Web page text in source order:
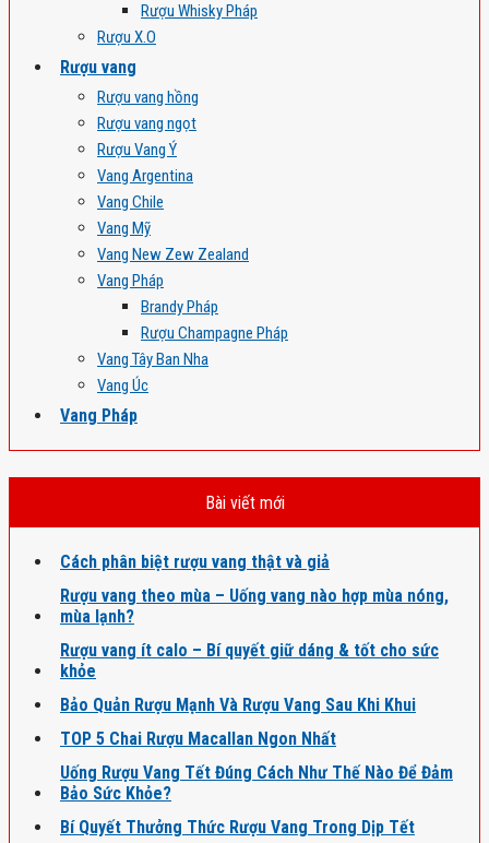
Rượu Whisky Pháp
Rượu X.O
Rượu vang
Rượu vang hồng
Rượu vang ngọt
Rượu Vang Ý
Vang Argentina
Vang Chile
Vang Mỹ
Vang New Zew Zealand
Vang Pháp
Brandy Pháp
Rượu Champagne Pháp
Vang Tây Ban Nha
Vang Úc
Vang Pháp
Bài viết mới
Cách phân biệt rượu vang thật và giả
Rượu vang theo mùa – Uống vang nào hợp mùa nóng,
mùa lạnh?
Rượu vang ít calo – Bí quyết giữ dáng & tốt cho sức
khỏe
Bảo Quản Rượu Mạnh Và Rượu Vang Sau Khi Khui
TOP 5 Chai Rượu Macallan Ngon Nhất
Uống Rượu Vang Tết Đúng Cách Như Thế Nào Để Đảm
Bảo Sức Khỏe?
Bí Quyết Thưởng Thức Rượu Vang Trong Dịp Tết